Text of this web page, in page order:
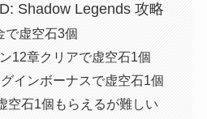
Shadow Legends 攻略
で虚空石3個
12章クリアで虚空石1個
インボーナスで虚空石1個
空石1個もらえるが難しい